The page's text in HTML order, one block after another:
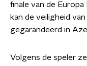
finale van de Europa
kan de veiligheid
gegarandeerd in
Volgens de speler